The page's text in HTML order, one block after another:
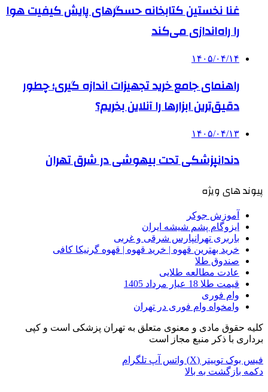
غنا نخستین کتابخانه حسگرهای پایش کیفیت هوا
را راه‌اندازی می‌کند
۱۴۰۵/۰۴/۱۴
راهنمای جامع خرید تجهیزات اندازه گیری؛ چطور
دقیق‌ترین ابزارها را آنلاین بخریم؟
۱۴۰۵/۰۴/۱۳
دندانپزشکی تحت بیهوشی در شرق تهران
پیوند های ویژه
آموزش جوکر
ایزوگام پشم شیشه ایران
باربری تهرانپارس شرقی و غربی
خرید بهترین قهوه | خرید قهوه | قهوه گرنیکا کافی
صندوق طلا
عادت مطالعه طلایی
قیمت طلا 18 عیار مرداد 1405
وام فوری
وامخواه وام فوری در تهران
کلیه حقوق مادی و معنوی متعلق به تهران پزشکی است و کپی
برداری با ذکر منبع مجاز است
فیس بوک توییتر (X) واتس آپ تلگرام
دکمه بازگشت به بالا